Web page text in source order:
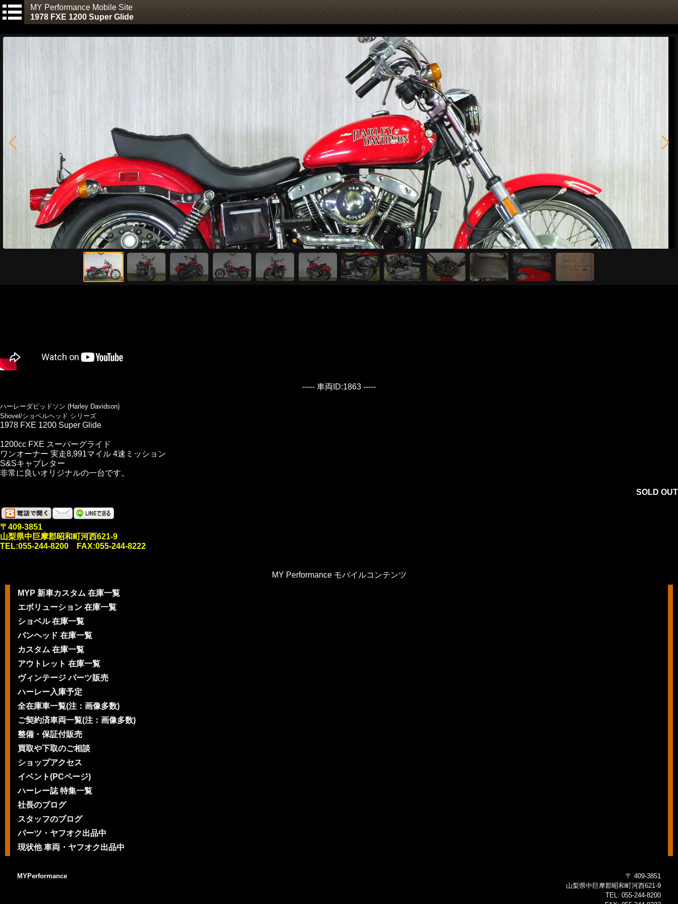
MY Performance Mobile Site
1978 FXE 1200 Super Glide
----- 車両ID:1863 -----
ハーレーダビッドソン (Harley Davidson)
Shovel/ショベルヘッド シリーズ
1978 FXE 1200 Super Glide
1200cc FXE スーパーグライド
ワンオーナー 実走8,991マイル 4速ミッション
S&Sキャブレター
非常に良いオリジナルの一台です。
SOLD OUT
〒409-3851
山梨県中巨摩郡昭和町河西621-9
TEL:055-244-8200 FAX:055-244-8222
MY Performance モバイルコンテンツ
MYP 新車カスタム 在庫一覧
エボリューション 在庫一覧
ショベル 在庫一覧
パンヘッド 在庫一覧
カスタム 在庫一覧
アウトレット 在庫一覧
ヴィンテージ パーツ販売
ハーレー入庫予定
全在庫車一覧(注：画像多数)
ご契約済車両一覧(注：画像多数)
整備・保証付販売
買取や下取のご相談
ショップアクセス
イベント(PCページ)
ハーレー誌 特集一覧
社長のブログ
スタッフのブログ
パーツ・ヤフオク出品中
現状他 車両・ヤフオク出品中
MYPerformance
〒 409-3851
山梨県中巨摩郡昭和町河西621-9
TEL: 055-244-8200